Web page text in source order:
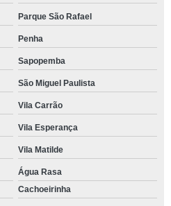
Parque São Rafael
Penha
Sapopemba
São Miguel Paulista
Vila Carrão
Vila Esperança
Vila Matilde
Água Rasa
Cachoeirinha